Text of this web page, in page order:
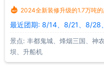
 2024全新装修升级的1.7万吨
最近团期: 8/14、8/21、8/
景点: 丰都鬼城、烽烟三国、神
坝、升船机